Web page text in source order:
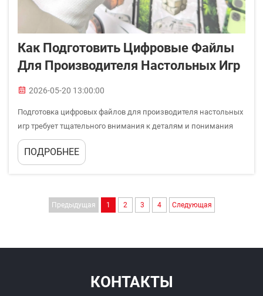
Как Подготовить Цифровые Файлы
Для Производителя Настольных Игр
2026-05-20 13:00:00
Подготовка цифровых файлов для производителя настольных
игр требует тщательного внимания к деталям и понимания
требований к производству. Независимо от того,
разрабатываете ли вы свою первую настольную игру или
запускаете кампанию краудфандинга, качество ваших
ПОДРОБНЕЕ
Предыдущая 1 2 3 4 Следующая
КОНТАКТЫ